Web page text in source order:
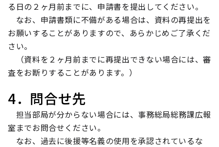
る日の２ヶ月前までに、申請書を提出してください。
なお、申請書類に不備がある場合は、資料の再提出を
お願いすることがありますので、あらかじめご了承くだ
さい。
（資料を２ヶ月前までに再提出できない場合には、審
査をお断りすることがあります。）
4．問合せ先
担当部局が分からない場合には、事務総局総務課広報
室までお問合せください。
なお、 過去に後援等名義の使用を承認されているな